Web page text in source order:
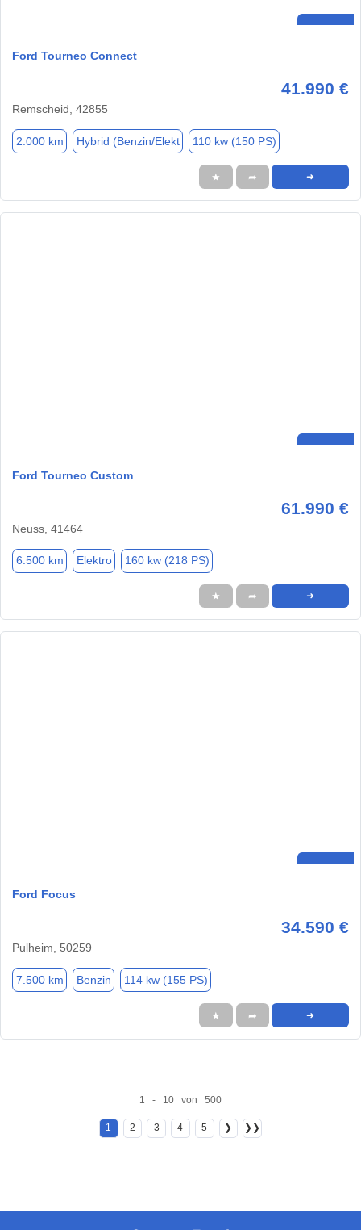
Ford Tourneo Connect
41.990 €
Remscheid, 42855
2.000 km Hybrid (Benzin/Elekt 110 kw (150 PS)
★ ➦ ➜
Ford Tourneo Custom
61.990 €
Neuss, 41464
6.500 km Elektro 160 kw (218 PS)
★ ➦ ➜
Ford Focus
34.590 €
Pulheim, 50259
7.500 km Benzin 114 kw (155 PS)
★ ➦ ➜
1 - 10 von 500
1 2 3 4 5 ❯ ❯❯